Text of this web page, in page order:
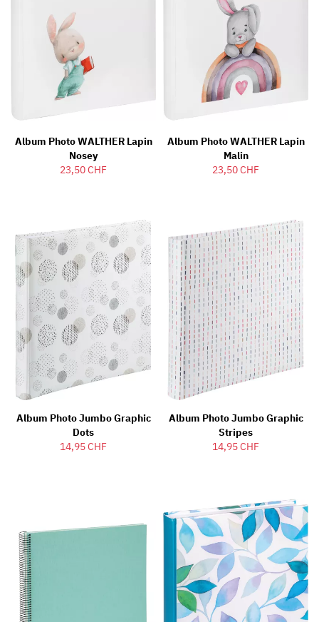
Album Photo WALTHER Lapin
Nosey
23,50 CHF
Album Photo WALTHER Lapin
Malin
23,50 CHF
Album Photo Jumbo Graphic
Dots
14,95 CHF
Album Photo Jumbo Graphic
Stripes
14,95 CHF